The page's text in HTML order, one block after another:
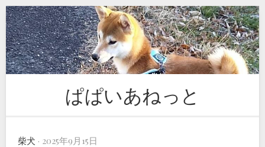
Skip
to
content
ぱぱいあねっと
柴犬 · 2025年9月15日